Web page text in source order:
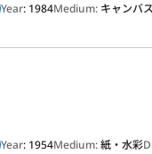
Year: 1984Medium: キャンバ
Year: 1954Medium:紙・水彩